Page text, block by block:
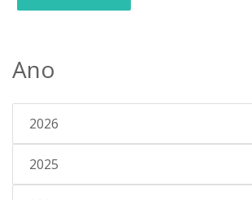
Ano
2026
2025